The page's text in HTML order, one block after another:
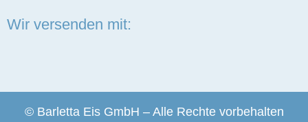
Wir versenden mit:
© Barletta Eis GmbH – Alle Rechte vorbehalten